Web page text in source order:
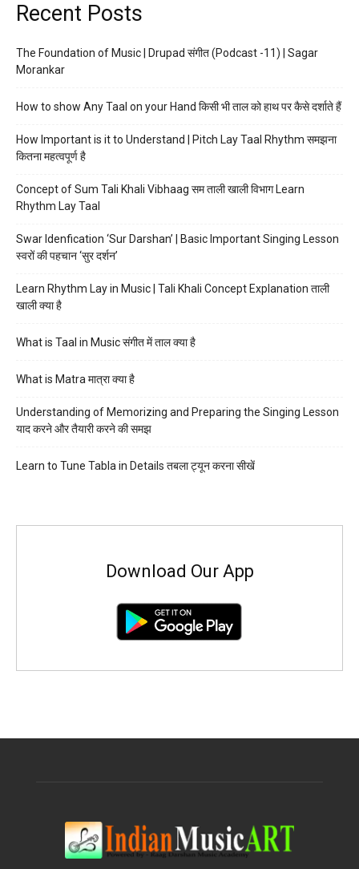
Recent Posts
The Foundation of Music | Drupad संगीत (Podcast -11) | Sagar
Morankar
How to show Any Taal on your Hand किसी भी ताल को हाथ पर कैसे दर्शाते हैं
How Important is it to Understand | Pitch Lay Taal Rhythm समझना
कितना महत्वपूर्ण है
Concept of Sum Tali Khali Vibhaag सम ताली खाली विभाग Learn
Rhythm Lay Taal
Swar Idenfication ‘Sur Darshan’ | Basic Important Singing Lesson
स्वरों की पहचान ‘सुर दर्शन’
Learn Rhythm Lay in Music | Tali Khali Concept Explanation ताली
खाली क्या है
What is Taal in Music संगीत में ताल क्या है
What is Matra मात्रा क्या है
Understanding of Memorizing and Preparing the Singing Lesson
याद करने और तैयारी करने की समझ
Learn to Tune Tabla in Details तबला ट्यून करना सीखें
Download Our App